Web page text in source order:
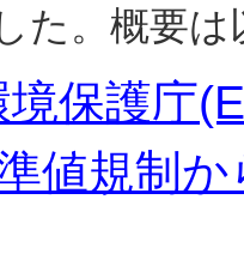
た。概要
境保護庁
値規制